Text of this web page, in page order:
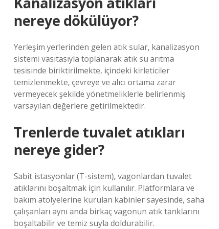
nereye dökülüyor?
Yerleşim yerlerinden gelen atık sular, kanalizasyon
sistemi vasıtasıyla toplanarak atık su arıtma
tesisinde biriktirilmekte, içindeki kirleticiler
temizlenmekte, çevreye ve alıcı ortama zarar
vermeyecek şekilde yönetmeliklerle belirlenmiş
varsayılan değerlere getirilmektedir.
Trenlerde tuvalet atıkları
nereye gider?
Sabit istasyonlar (T-sistem), vagonlardan tuvalet
atıklarını boşaltmak için kullanılır. Platformlara ve
bakım atölyelerine kurulan kabinler sayesinde, saha
çalışanları aynı anda birkaç vagonun atık tanklarını
boşaltabilir ve temiz suyla doldurabilir.